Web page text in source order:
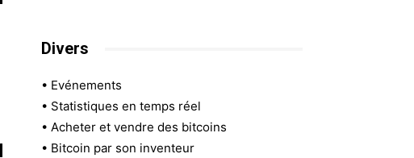
Divers
• Evénements
• Statistiques en temps réel
• Acheter et vendre des bitcoins
• Bitcoin par son inventeur